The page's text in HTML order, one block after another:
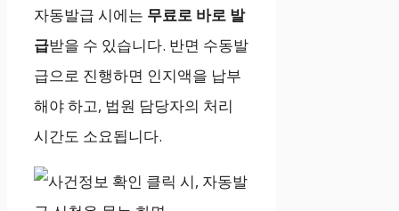
자동발급 시에는 무료로 바로 발
급받을 수 있습니다. 반면 수동발
급으로 진행하면 인지액을 납부
해야 하고, 법원 담당자의 처리
시간도 소요됩니다.